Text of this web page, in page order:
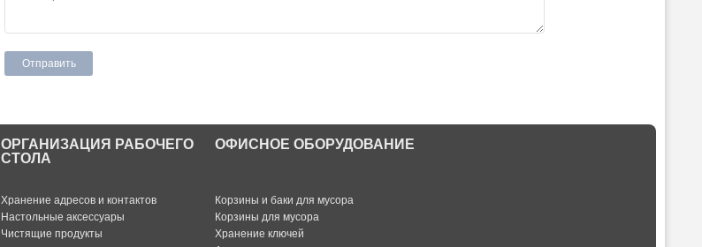
ОРГАНИЗАЦИЯ РАБОЧЕГО
СТОЛА
Хранение адресов и контактов
Настольные аксессуары
Чистящие продукты
ОФИСНОЕ ОБОРУДОВАНИЕ
Корзины и баки для мусора
Корзины для мусора
Хранение ключей